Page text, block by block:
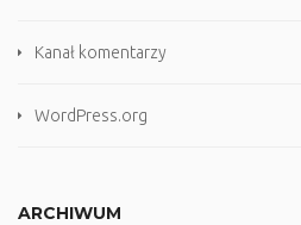
Kanał komentarzy
WordPress.org
ARCHIWUM